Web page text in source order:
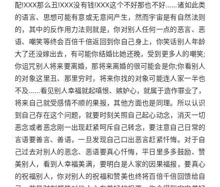
配!XXX那么丑!XXX没有钱!XXX这个不好那也不好……诸如此类
的语言、思想可能有意或无意间产生，然而宇宙是有自然法则
的，其中的反作用力法则就是，你对别人任何一点的恶言、恶
语、嘲笑等终会百倍千倍返回到你自己身上，你笑话别人年龄
大了还没嫁出去，有可能你结婚比她还晚，受到更多人的嘲笑;
你诅咒别人将来要离婚，那将来离婚的很可能会是你;你看别人
的对象这里丑、那里穷时，将来你找的对象可能连人家一半也
不及……看见别人幸福就起嗔恨、嫉妒心，就属于造作罪业了，
将来自己就受感情不顺的果报，其他方面也是同理。所以认识
到自己存在这个问题，就要时刻关照自己起心动念，消灭一切
恶念或者恶念刚一出现赶紧呵斥自己转念，要注意自己日常的
言语要善言、善语，一旦发现自己口出恶言赶紧忏悔。对于自
己过去对别人的恶念、恶语要真心忏悔，平日里多多鼓励、赞
美别人，看到人幸福美满，要明白是人家的因果福报，要真心
的祝福别人，你对别人的祝福和赞美也终将百倍千倍回馈给自